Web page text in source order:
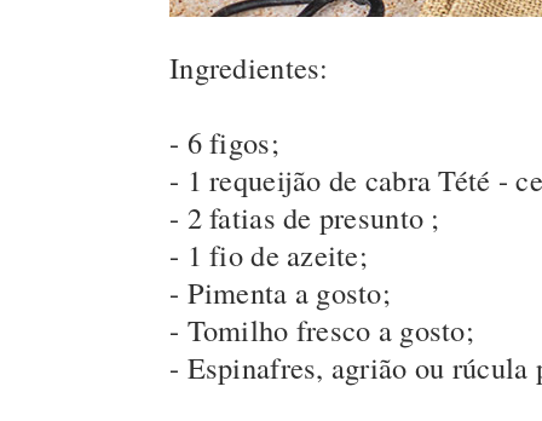
Ingredientes:
- 6 figos;
- 1 requeijão de cabra Tété -
- 2 fatias de presunto ;
- 1 fio de azeite;
- Pimenta a gosto;
- Tomilho fresco a gosto;
- Espinafres, agrião ou rúcula